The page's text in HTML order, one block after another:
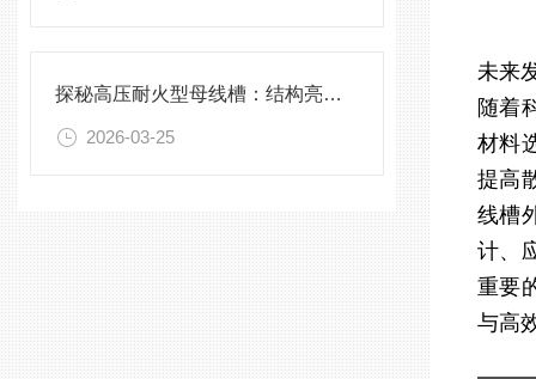
探秘高压耐火型母线槽：结构亮点与实用效能
2026-03-25
未来
随着
材料
提高
线槽
计、
重要
与高